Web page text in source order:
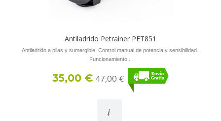
Antiladrido Petrainer PET851
Antiladrido a pilas y sumergible. Control manual de potencia y sensibilidad.
Funcionamiento...
35,00 € 47,00 €
i